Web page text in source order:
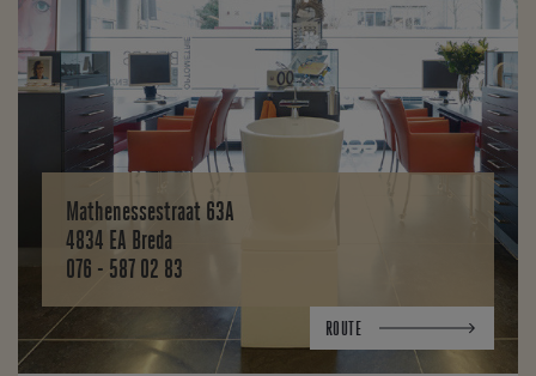
Mathenessestraat 63A
4834 EA Breda
076 - 587 02 83
ROUTE